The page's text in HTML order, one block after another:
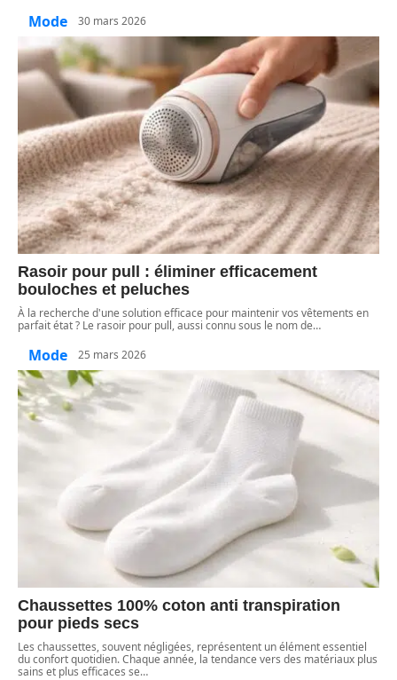
Mode 30 mars 2026
Rasoir pour pull : éliminer efficacement
bouloches et peluches
À la recherche d'une solution efficace pour maintenir vos vêtements en
parfait état ? Le rasoir pour pull, aussi connu sous le nom de…
Mode 25 mars 2026
Chaussettes 100% coton anti transpiration
pour pieds secs
Les chaussettes, souvent négligées, représentent un élément essentiel
du confort quotidien. Chaque année, la tendance vers des matériaux plus
sains et plus efficaces se…